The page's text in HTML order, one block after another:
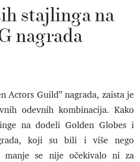
stajlinga na
nagrada
Actors Guild” nagrada, zaista je
odevnih kombinacija. Kako
na dodeli Golden Globes i
koji su bili i više nego
manje se nije očekivalo ni za